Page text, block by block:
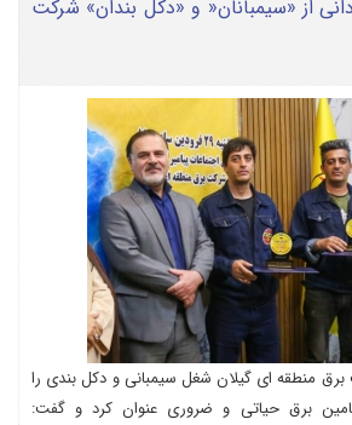
از «سیمبانان« و «دکل بندان» شرکت
منطقه ای گیلان شغل سیمبانی و دکل بندی را
برق حیاتی و ضروری عنوان کرد و گفت: